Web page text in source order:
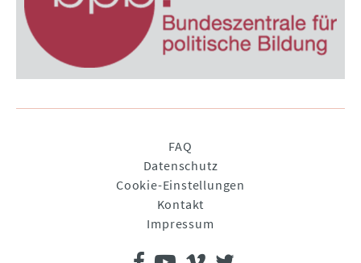
FAQ
Datenschutz
Cookie-Einstellungen
Kontakt
Impressum